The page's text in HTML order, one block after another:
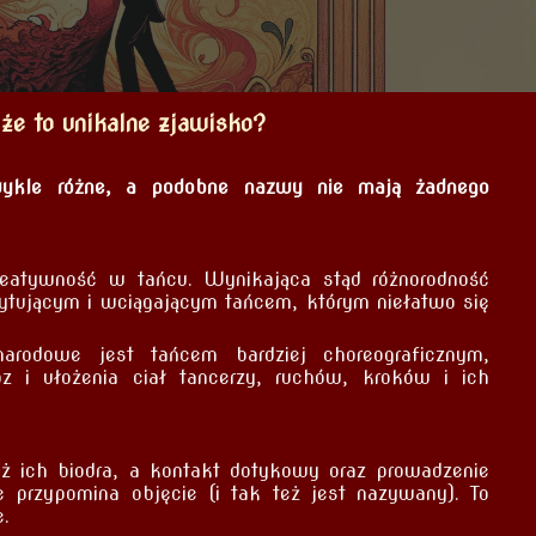
to unikalne zjawisko?
różne, a podobne nazwy nie mają żadnego
w tańcu. Wynikająca stąd różnorodność
i wciągającym tańcem, którym niełatwo się
jest tańcem bardziej choreograficznym,
i ułożenia ciał tancerzy, ruchów, kroków i ich
ich biodra, a kontakt dotykowy oraz prowadzenie
przypomina objęcie (i tak też jest nazywany). To